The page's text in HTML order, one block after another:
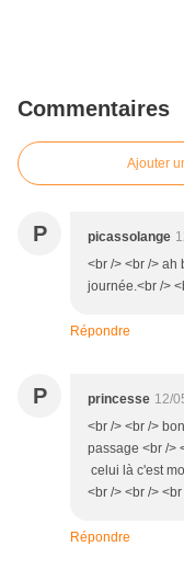
Commentaires
Ajouter
P picassolange
<br /> <br /> ah
journée.<br />
Répondre
P princesse 12/
<br /> <br />
passage <br />
celui là c'est
<br /> <br /> <br
Répondre